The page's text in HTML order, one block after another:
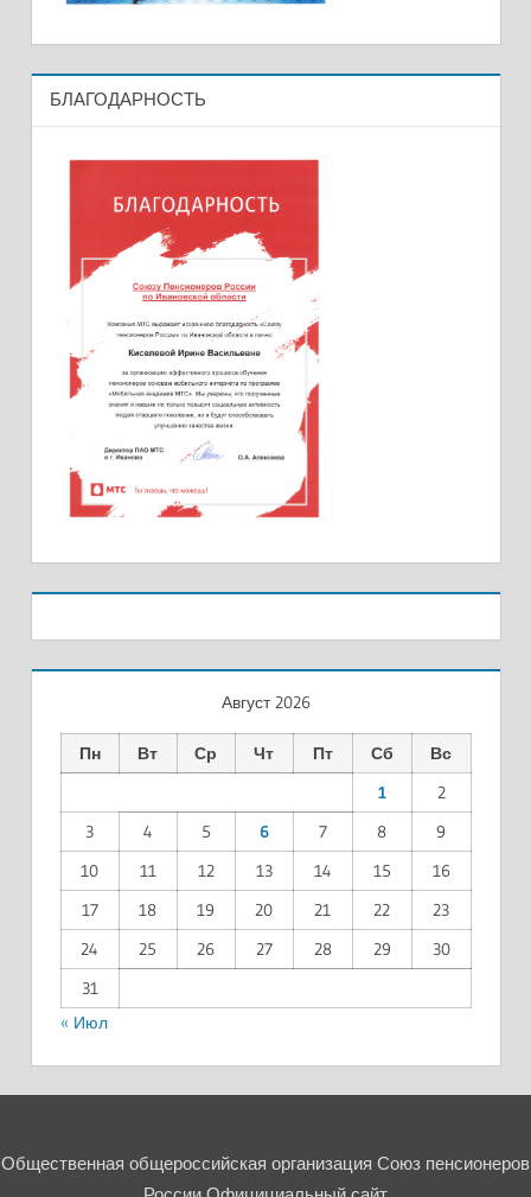
БЛАГОДАРНОСТЬ
Август 2026
Пн Вт Ср Чт Пт Сб
Вс
1
2
3
4 5 6 7 8
9
10
11 12 13 14 15
16
17
18 19 20 21 22
23
24
25 26 27 28 29
30
31
« Июл
Общественная общероссийская организация Союз пенсионеров